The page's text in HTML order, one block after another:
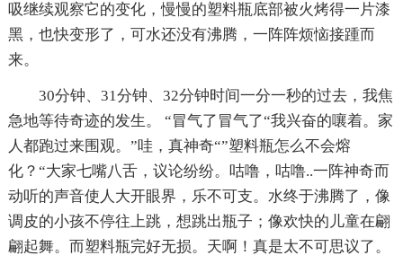
吸继续观察它的变化，慢慢的塑料瓶底部被火烤得一片漆
黑，也快变形了，可水还没有沸腾，一阵阵烦恼接踵而
来。
30分钟、31分钟、32分钟时间一分一秒的过去，我焦
急地等待奇迹的发生。 “冒气了冒气了“我兴奋的嚷着。家
人都跑过来围观。”哇，真神奇“”塑料瓶怎么不会熔
化？“大家七嘴八舌，议论纷纷。咕噜，咕噜..一阵神奇而
动听的声音使人大开眼界，乐不可支。水终于沸腾了，像
调皮的小孩不停往上跳，想跳出瓶子；像欢快的儿童在翩
翩起舞。而塑料瓶完好无损。天啊！真是太不可思议了。